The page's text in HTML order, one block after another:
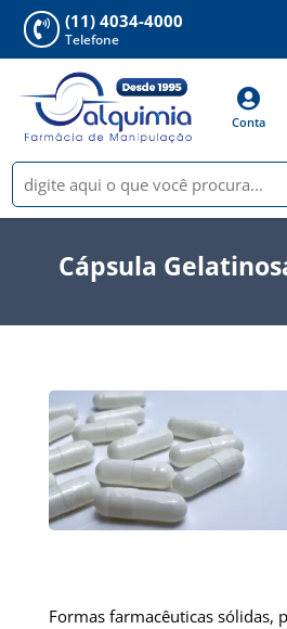
 (11) 4034-4000
Telefone

Conta
Cápsula
Formas farmacêuticas sólidas,